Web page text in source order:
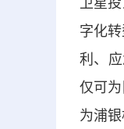
卫星
字化
利、
仅可
为浦